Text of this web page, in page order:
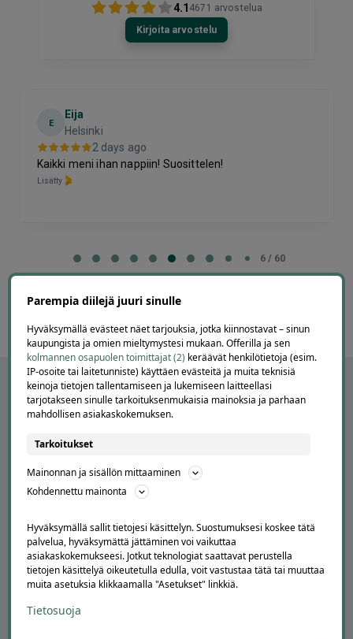
4.1 4671 arvostelua
Kirjoita arvostelu
E
Eija
Helsinki
2 days ago
Kaikki meni ihan nappiin! Suosittelen!
Lisätty
of
6 / 60
APUA JA NEUVOJA
Peruuta tilaus
Asiakaspalvelu
Kuinka Offerilla toimii
Usein kysytyt kysymykset
Suosittele Offerillaa
Parempia diilejä juuri sinulle
Hyväksymällä evästeet näet tarjouksia, jotka kiinnostavat – sinun
kaupungista ja omien mieltymystesi mukaan. Offerilla ja sen
kolmannen osapuolen toimittajat (2) keräävät henkilötietoja (esim.
IP-osoite tai laitetunniste) käyttäen evästeitä ja muita teknisiä
keinoja tietojen tallentamiseen ja lukemiseen laitteellasi
tarjotakseen sinulle tarkoituksenmukaisia mainoksia ja parhaan
mahdollisen asiakaskokemuksen.
Tarkoitukset
Mainonnan ja sisällön mittaaminen
Kohdennettu mainonta
Hyväksymällä sallit tietojesi käsittelyn. Suostumuksesi koskee tätä
palvelua, hyväksymättä jättäminen voi vaikuttaa
asiakaskokemukseesi. Jotkut teknologiat saattavat perustella
tietojen käsittelyä oikeutetulla edulla, voit vastustaa tätä tai muuttaa
muita asetuksia klikkaamalla "Asetukset" linkkiä.
Tietosuoja